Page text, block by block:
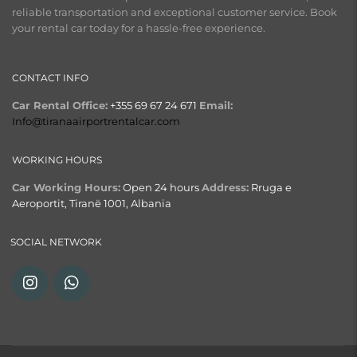
reliable transportation and exceptional customer service. Book
your rental car today for a hassle-free experience.
CONTACT INFO
Car Rental Office: +355 69 67 24 671 Email:
Info@tiranaairportrentalcar.com
WORKING HOURS
Car Working Hours:Open 24 hoursAddress: Rruga e
Aeroportit, Tiranë 1001, Albania
SOCIAL NETWORK